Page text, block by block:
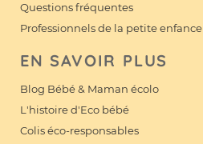
Questions fréquentes
Professionnels de la petite enfance
EN SAVOIR PLUS
Blog Bébé & Maman écolo
L'histoire d'Eco bébé
Colis éco-responsables